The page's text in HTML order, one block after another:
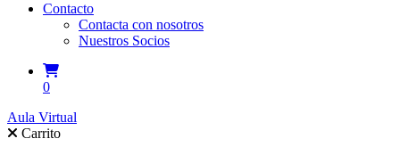
Contacto
Contacta con nosotros
Nuestros Socios
0
Aula Virtual
Carrito